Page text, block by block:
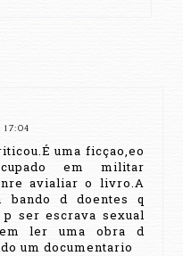
17:04
uma ficçao,eo
em militar
avialiar o livro.A
d doentes q
ser escrava sexual
ler uma obra d
um documentario